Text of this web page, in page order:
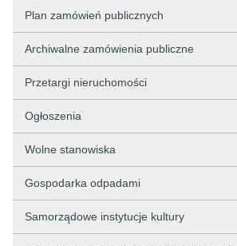
Plan zamówień publicznych
Archiwalne zamówienia publiczne
Przetargi nieruchomości
Ogłoszenia
Wolne stanowiska
Gospodarka odpadami
Samorządowe instytucje kultury